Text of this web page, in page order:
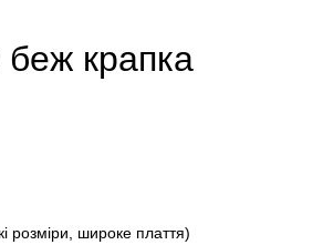
беж крапка
розміри, широке плаття)